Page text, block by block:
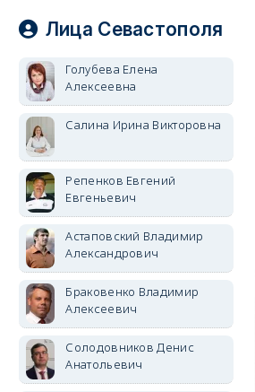
Лица Севастополя
Голубева Елена
Алексеевна
Салина Ирина Викторовна
Репенков Евгений
Евгеньевич
Астаповский Владимир
Александрович
Браковенко Владимир
Алексеевич
Солодовников Денис
Анатольевич